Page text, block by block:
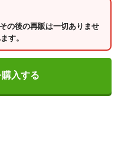
の後の再販は一切ありませ
す。
入する